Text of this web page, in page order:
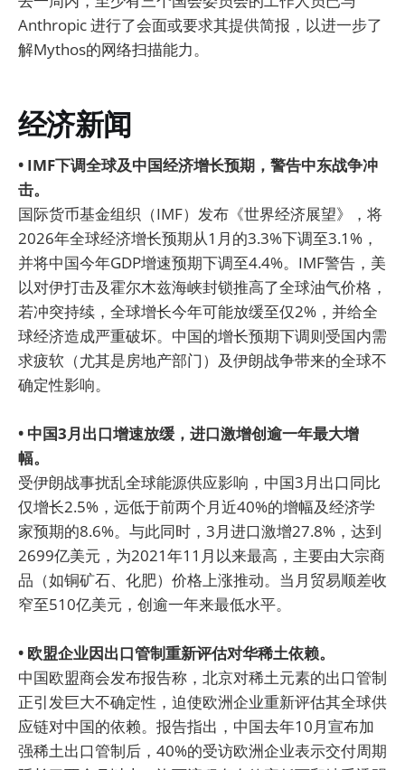
Anthropic 进行了会面或要求其提供简报，以进一步了
解Mythos的网络扫描能力。
经济新闻
• IMF下调全球及中国经济增长预期，警告中东战争冲
击。
国际货币基金组织（IMF）发布《世界经济展望》，将
2026年全球经济增长预期从1月的3.3%下调至3.1%，
并将中国今年GDP增速预期下调至4.4%。IMF警告，美
以对伊打击及霍尔木兹海峡封锁推高了全球油气价格，
若冲突持续，全球增长今年可能放缓至仅2%，并给全
球经济造成严重破坏。中国的增长预期下调则受国内需
求疲软（尤其是房地产部门）及伊朗战争带来的全球不
确定性影响。
• 中国3月出口增速放缓，进口激增创逾一年最大增
幅。
受伊朗战事扰乱全球能源供应影响，中国3月出口同比
仅增长2.5%，远低于前两个月近40%的增幅及经济学
家预期的8.6%。与此同时，3月进口激增27.8%，达到
2699亿美元，为2021年11月以来最高，主要由大宗商
品（如铜矿石、化肥）价格上涨推动。当月贸易顺差收
窄至510亿美元，创逾一年来最低水平。
• 欧盟企业因出口管制重新评估对华稀土依赖。
中国欧盟商会发布报告称，北京对稀土元素的出口管制
正引发巨大不确定性，迫使欧洲企业重新评估其全球供
应链对中国的依赖。报告指出，中国去年10月宣布加
强稀土出口管制后，40%的受访欧洲企业表示交付周期